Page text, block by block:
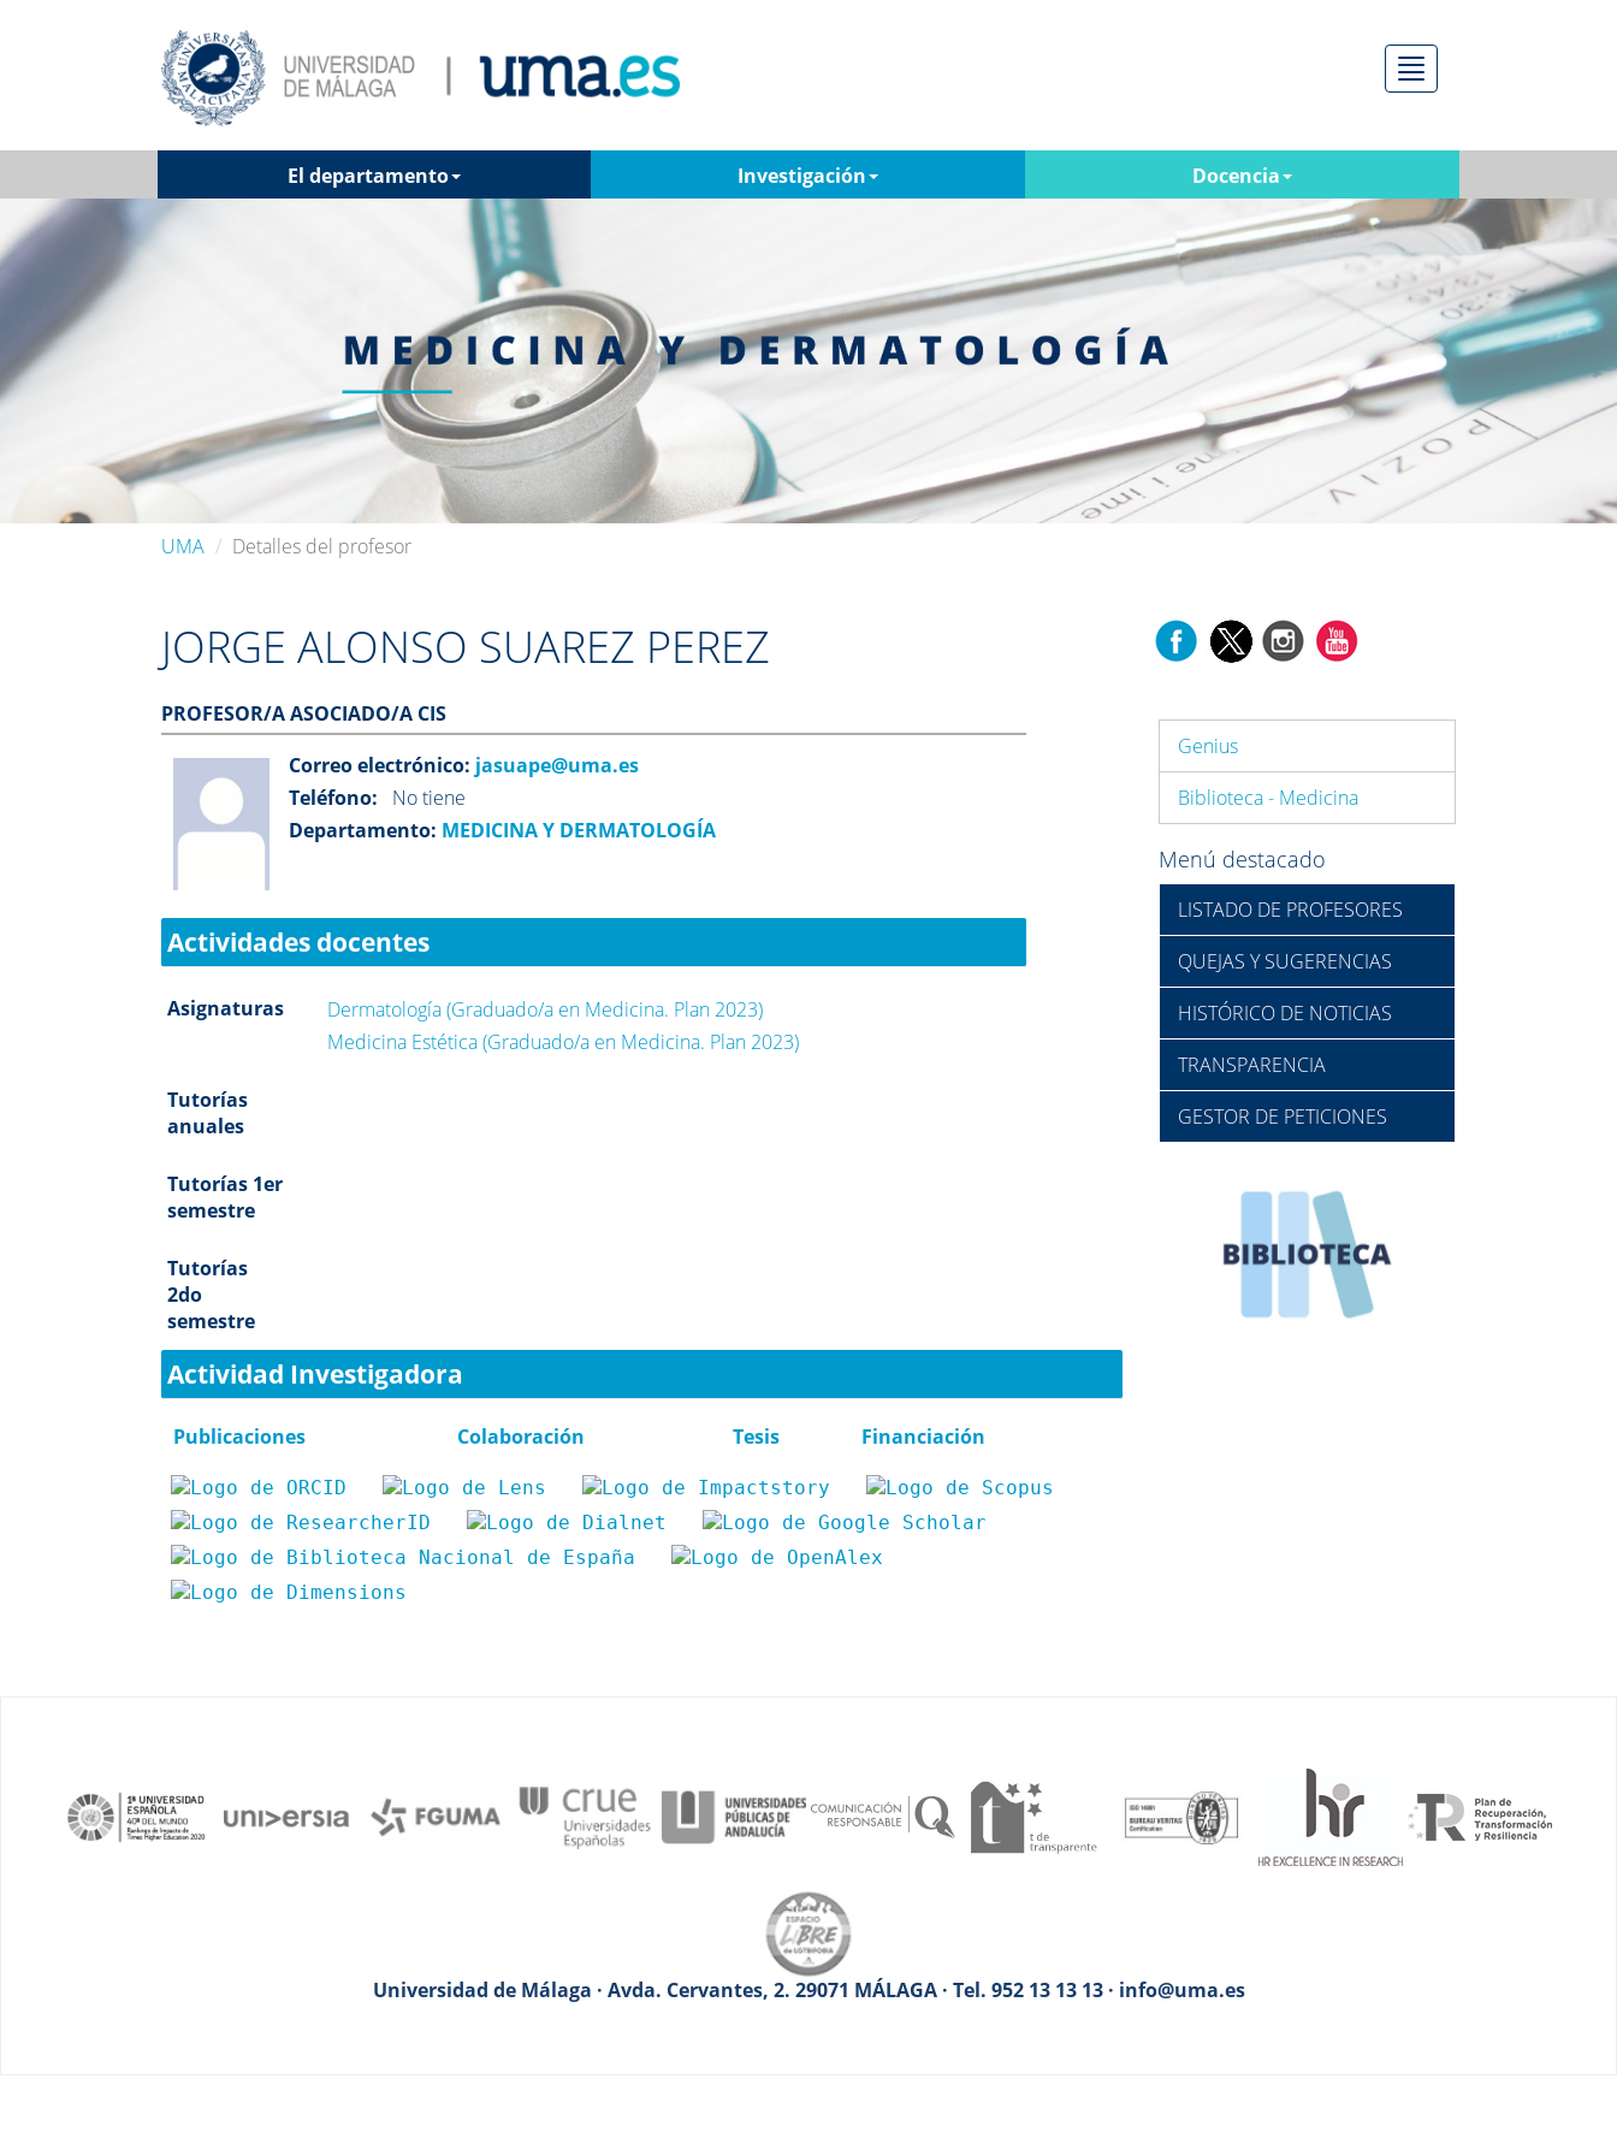
Menú
El departamento Investigación Docencia
UMA Detalles del profesor
JORGE ALONSO SUAREZ PEREZ
PROFESOR/A ASOCIADO/A CIS
Correo electrónico: jasuape@uma.es
Teléfono: No tiene
Departamento: MEDICINA Y DERMATOLOGÍA
Actividades docentes
Asignaturas
Dermatología (Graduado/a en Medicina. Plan 2023)
Medicina Estética (Graduado/a en Medicina. Plan 2023)
Tutorías
anuales
Tutorías 1er
semestre
Tutorías
2do
semestre
Actividad Investigadora
Publicaciones Colaboración Tesis Financiación
Genius
Biblioteca - Medicina
Menú destacado
LISTADO DE PROFESORES
QUEJAS Y SUGERENCIAS
HISTÓRICO DE NOTICIAS
TRANSPARENCIA
GESTOR DE PETICIONES
Universidad de Málaga · Avda. Cervantes, 2. 29071 MÁLAGA · Tel. 952 13 13 13 · info@uma.es